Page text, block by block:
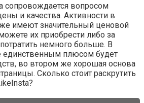
сопровождается вопросом
и качества. Активности в
имеют значительный ценовой
их приобрести либо за
немного больше. В
единственным плюсом будет
во втором же хорошая основа
Сколько стоит раскрутить